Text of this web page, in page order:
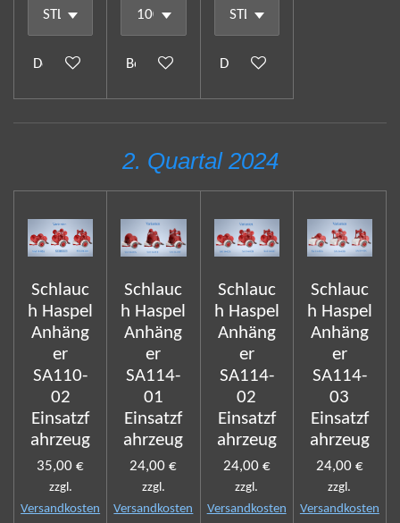
Details anzeigenBei Verfügbarkeit benachrichtigen
Details anzeigen
2. Quartal 2024
Schlauc
h Haspel
Anhäng
er
SA110-
02
Einsatzf
ahrzeug
35,00 €
zzgl.
Versandkosten
Schlauc
h Haspel
Anhäng
er
SA114-
01
Einsatzf
ahrzeug
24,00 €
zzgl.
Versandkosten
Schlauc
h Haspel
Anhäng
er
SA114-
02
Einsatzf
ahrzeug
24,00 €
zzgl.
Versandkosten
Schlauc
h Haspel
Anhäng
er
SA114-
03
Einsatzf
ahrzeug
24,00 €
zzgl.
Versandkosten